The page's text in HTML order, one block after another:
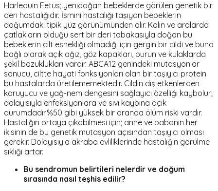
Harlequin Fetus; yenidoğan bebeklerde görülen genetik bir
deri hastalığıdır. İsmini hastalığı taşıyan bebeklerin
doğumdaki tipik yüz görünümünden alır. Kalın ve aralarda
çatlakların olduğu sert bir deri tabakasıyla doğan bu
bebeklerin cilt esnekliği olmadığı için gergin bir cildi ve buna
bağlı olarak açık ağız, göz kapakları, burun ve kulaklarda
şekil bozuklukları vardır. ABCA12 genindeki mutasyonlar
sonucu, ciltte hayati fonksiyonları olan bir taşıyıcı protein
bu hastalarda üretilememektedir. Cildin dış etkenlerden
koruyucu ve yağ-nem dengesini sağlayıcı özelliği kaybolur;
dolayısıyla enfeksiyonlara ve sıvı kaybına açık
durumdadır.%50 gibi yüksek bir oranda ölüm riski vardır.
Hastalığın ortaya çıkabilmesi için; anne ve babanın her
ikisinin de bu genetik mutasyon açısından taşıyıcı olması
gerekir. Dolayısıyla akraba evliliklerinde hastalığın görülme
sıklığı artar.
Bu sendromun belirtileri nelerdir ve doğum
sırasında nasıl teşhis edilir?